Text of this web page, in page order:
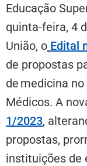
Educação
quinta-feira, 4
União, o Edital
de propostas
de medicina
Médicos. A
1/2023,
propostas,
instituições de